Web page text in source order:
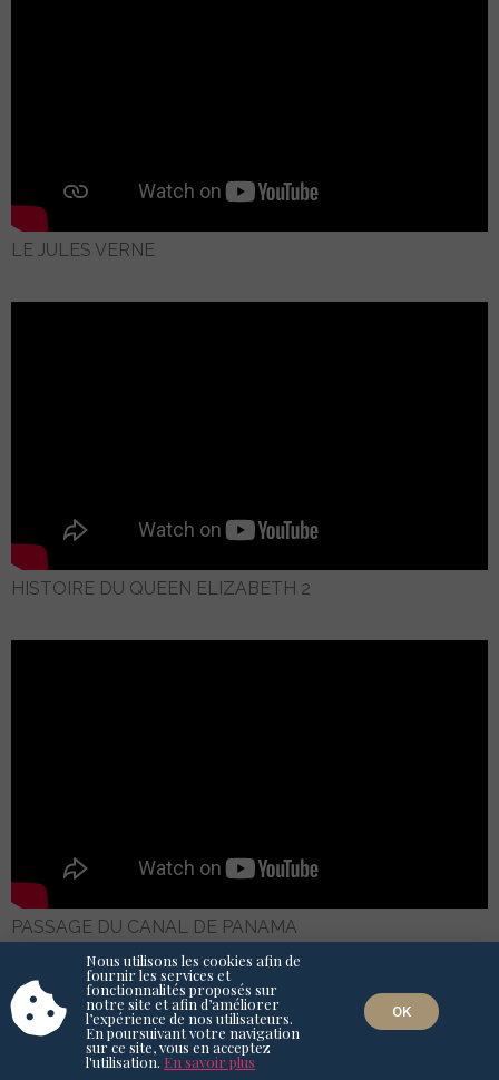
LE JULES VERNE
HISTOIRE DU QUEEN ELIZABETH 2
PASSAGE DU CANAL DE PANAMA
Nous utilisons les cookies afin de
fournir les services et
fonctionnalités proposés sur
notre site et afin d’améliorer
l’expérience de nos utilisateurs.
En poursuivant votre navigation
sur ce site, vous en acceptez
l'utilisation. En savoir plus
OK